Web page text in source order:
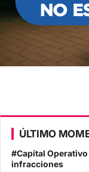
ÚLTIMO
#Capital
infracciones